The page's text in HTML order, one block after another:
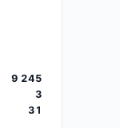
9 245
3
31